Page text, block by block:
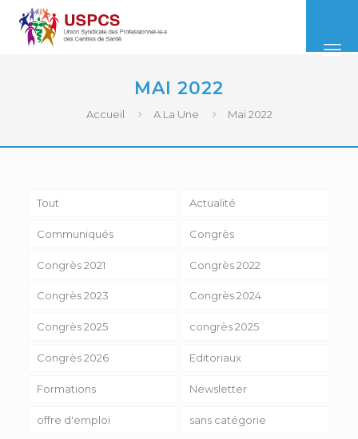
MAI 2022
Accueil A La Une Mai 2022
Tout Actualité
Communiqués Congrès
Congrès 2021 Congrès 2022
Congrès 2023 Congrès 2024
Congrès 2025 congrès 2025
Congrès 2026 Editoriaux
Formations Newsletter
offre d'emploi sans catégorie